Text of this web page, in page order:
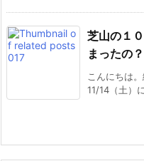
芝山の１
まったの？
こんにちは
11/14（土）